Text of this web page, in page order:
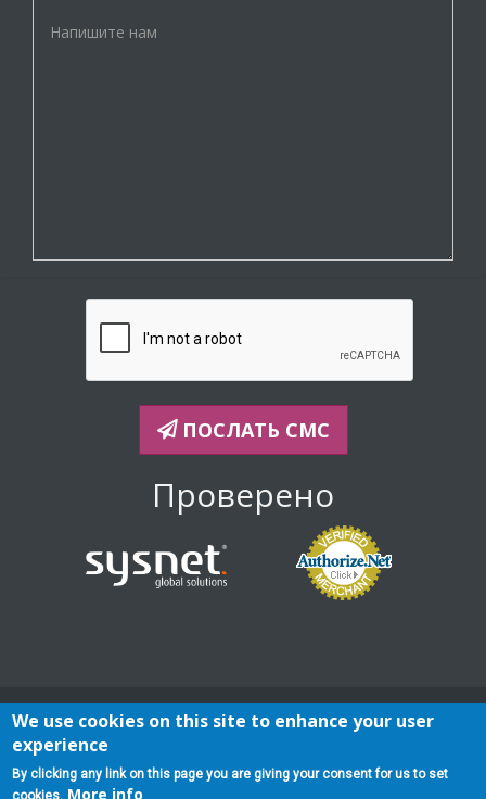
ПОСЛАТЬ СМС
Проверено
Политика конфиденциальности
Схемы и планы
You can also check here |
We use cookies on this site to enhance your user
experience
By clicking any link on this page you are giving your consent for us to set
cookies. More info